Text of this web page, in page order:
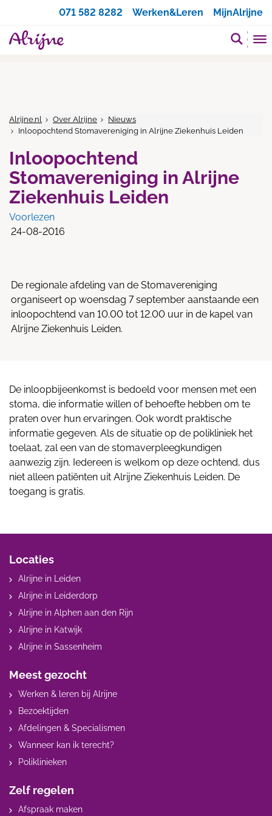
071 582 8282
Werken&Leren MijnAlrijne
Alrijne.nl Over Alrijne
Nieuws
Inloopochtend Stomavereniging in Alrijne Ziekenhuis Leiden
Inloopochtend
Stomavereniging in Alrijne
Ziekenhuis Leiden
Voorlezen
24-08-2016
De regionale afdeling van de Stomavereniging
organiseert op woensdag 7 september aanstaande een
inloopochtend van 10.00 tot 12.00 uur in de kapel van
Alrijne Ziekenhuis Leiden.
De inloopbijeenkomst is bedoeld voor mensen met een
stoma, die informatie willen of behoefte hebben om te
praten over hun ervaringen. Ook wordt praktische
informatie gegeven. Als de situatie op de polikliniek het
toelaat, zal een van de stomaverpleegkundigen
aanwezig zijn. Iedereen is welkom op deze ochtend, dus
niet alleen patiënten uit Alrijne Ziekenhuis Leiden. De
toegang is gratis.
Locaties
Alrijne in Leiden
Alrijne in Leiderdorp
Alrijne in Alphen aan den Rijn
Alrijne in Katwijk
Alrijne in Sassenheim
Meest gezocht
Werken & leren bij Alrijne
Bezoektijden
Afdelingen & Specialismen
Wanneer kan ik terecht?
Poliklinieken
Zelf regelen
Afspraak maken